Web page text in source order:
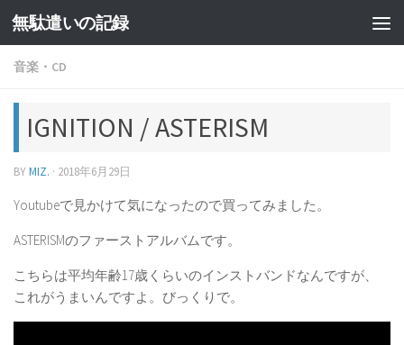
コンテンツへスキップ
無駄遣いの記録
音楽・CD
IGNITION / ASTERISM
BYMIZ. · 2018年6月29日
Youtubeで見かけて気になったので買ってみました。
ASTERISMのファーストアルバムです。
こちらは平均年齢17歳くらいのインストバンドなんですが、
これがうまいんですよ。びっくりで。